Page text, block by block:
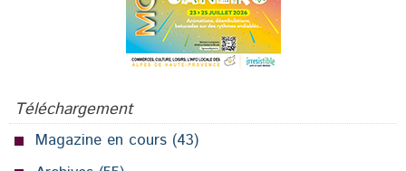
Téléchargement
Magazine en cours (43)